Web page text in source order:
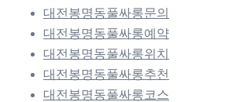
대전봉명동풀싸롱문의
대전봉명동풀싸롱예약
대전봉명동풀싸롱위치
대전봉명동풀싸롱추천
대전봉명동풀싸롱코스